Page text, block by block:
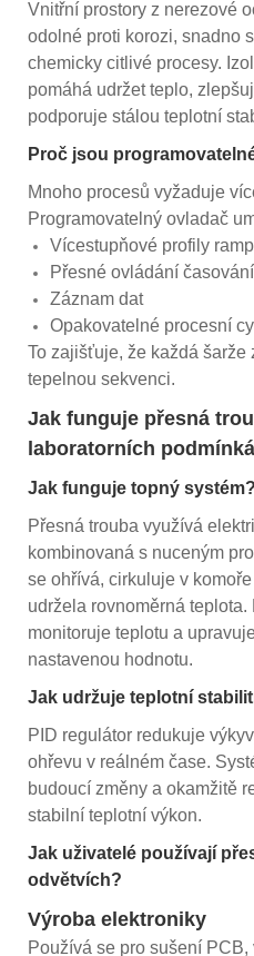
Vnitřní prostory z nerezové
odolné proti korozi, snadno
chemicky citlivé procesy.
pomáhá udržet teplo,
podporuje stálou teplotní
Proč jsou
Mnoho procesů vyžaduje
Programovatelný ovladač
Vícestupňové profily
Přesné ovládání časování
Záznam dat
Opakovatelné procesní
To zajišťuje, že každá šarže
tepelnou sekvenci.
Jak funguje přesná
laboratorních
Jak funguje topný systém?
Přesná trouba využívá
kombinovaná s nuceným
se ohřívá, cirkuluje v
udržela rovnoměrná
monitoruje teplotu a
nastavenou hodnotu.
Jak udržuje teplotní
PID regulátor redukuje
ohřevu v reálném čase.
budoucí změny a okamžitě
stabilní teplotní výkon.
Jak uživatelé používají
odvětvích?
Výroba elektroniky
Používá se pro sušení